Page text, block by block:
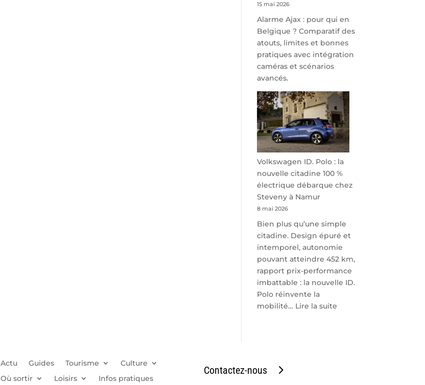
parking
sécurisé
à
l’aéroport
15 mai 2026
Alarme Ajax : pour qui en
Belgique ? Comparatif des
atouts, limites et bonnes
pratiques avec intégration
caméras et scénarios
avancés.
Volkswagen ID. Polo : la
nouvelle citadine 100 %
électrique débarque chez
Steveny à Namur
8 mai 2026
Bien plus qu’une simple
citadine. Design épuré et
intemporel, autonomie
pouvant atteindre 452 km,
rapport prix-performance
imbattable : la nouvelle ID.
Polo réinvente la
mobilité… Lire la suite
Actu Guides Tourisme
Culture
Où sortir
Loisirs Infos pratiques
Contactez-nous